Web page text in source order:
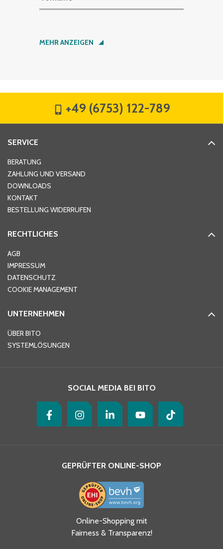
Nachname*
Hausnummer
Ort*
Telefon
Ja, ich habe die
Datenschutzhinweise gelesen
und akzeptiere diese.
MEHR ANZEIGEN
+49 (6753) 122-789
SERVICE
BERATUNG
ZAHLUNG UND VERSAND
DOWNLOADS
KONTAKT
BESTELLUNG WIDERRUFEN
RECHTLICHES
AGB
IMPRESSUM
DATENSCHUTZ
COOKIE MANAGEMENT
UNTERNEHMEN
ÜBER BITO
SYSTEMLÖSUNGEN
SOCIAL MEDIA BEI BITO
GEPRÜFTER ONLINE-SHOP
Online-Shopping mit
Fairness & Transparenz!